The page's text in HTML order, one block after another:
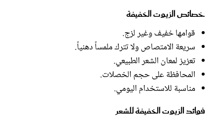
خصائص الزيوت الخفيفة
قوامها خفيف وغير لزج.
سريعة الامتصاص ولا تترك ملمساً دهنياً.
تعزيز لمعان الشعر الطبيعي.
المحافظة على حجم الخصلات.
مناسبة للاستخدام اليومي.
فوائد الزيوت الخفيفة للشعر